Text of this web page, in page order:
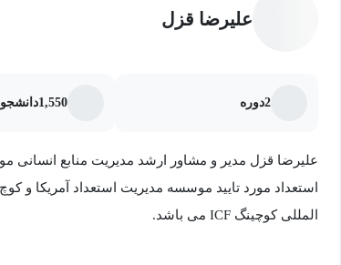
علیرضا قزل
2دوره 1,550دانشجو
المللی کوچینگ ICF می باشد.